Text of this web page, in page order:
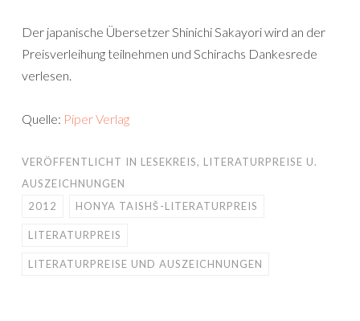
Der japanische Übersetzer Shinichi Sakayori wird an der
Preisverleihung teilnehmen und Schirachs Dankesrede
verlesen.
Quelle: Piper Verlag
VERÖFFENTLICHT IN LESEKREIS, LITERATURPREISE U.
AUSZEICHNUNGEN
2012
HONYA TAISHŠ-LITERATURPREIS
LITERATURPREIS
LITERATURPREISE UND AUSZEICHNUNGEN